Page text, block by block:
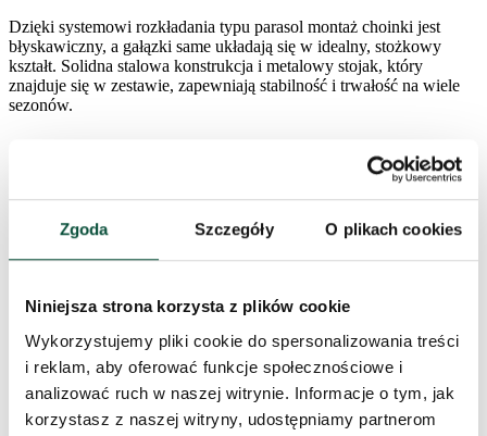
Zgoda Szczegóły O plikach cookies
Niniejsza strona korzysta z plików cookie
Wykorzystujemy pliki cookie do spersonalizowania treści
i reklam, aby oferować funkcje społecznościowe i
analizować ruch w naszej witrynie. Informacje o tym, jak
korzystasz z naszej witryny, udostępniamy partnerom
Dzięki systemowi rozkładania typu parasol montaż choinki jest
błyskawiczny, a gałązki same układają się w idealny, stożkowy
kształt. Solidna stalowa konstrukcja i metalowy stojak, który
znajduje się w zestawie, zapewniają stabilność i trwałość na wiele
sezonów.
choinka sztuczna jak żywa – wyjątkowo realistyczny wygląd
choinka bardzo szeroka – wersja XL o zwiększonej
wykonana w ok. 65% z igliwia PE
aż 6 końcówek PE na każdej gałązce – dla maksymalnej
realistyczny ciemnozielony kolor igliwia + dopracowany
brązowy środek
extra gęsta, szeroka i masywna forma – idealna do dużych
wnętrz
idealnie stożkowy kształt
system rozkładania typu parasol – szybki montaż i łatwe
przechowywanie